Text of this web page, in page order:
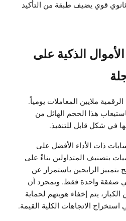
قوي يضيف طبقة من التأكيد
الذكية على
ملايين المعاملات يومياً.
هذا الحجم الهائل من
في شكل قابل للتنفيذ.
ذات الأداء الأفضل على
بتصنيف المتداولين بناءً على
بتمييز الرابحين باستمرار عن
صفقة واحدة فقط. وبمجرد أن
الكبار، يتم إخفاء هويتهم لحماية
الاتجاهات الكلية القيمة.